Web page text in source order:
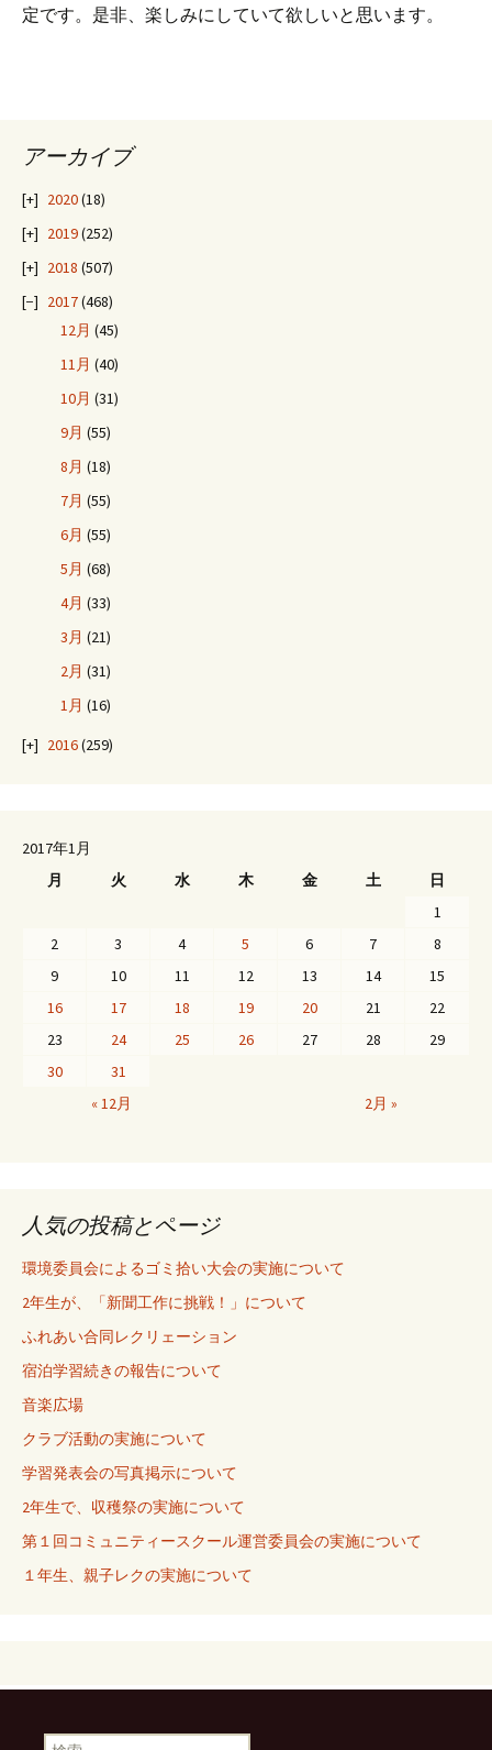
定です。是非、楽しみにしていて欲しいと思います。
アーカイブ
2020(18)
2019(252)
2018 (507)
2017(468)
12月 (45)
11月 (40)
10月 (31)
9月 (55)
8月 (18)
7月 (55)
6月 (55)
5月 (68)
4月 (33)
3月 (21)
2月 (31)
1月 (16)
2016(259)
2017年1月
月
火 水 木 金 土
日
1
2
3 4 5 6 7
8
9
10 11 12 13 14
15
16
17 18 19 20 21
22
23
24 25 26 27 28
29
30
31
« 12月
2月 »
人気の投稿とページ
環境委員会によるゴミ拾い大会の実施について
2年生が、「新聞工作に挑戦！」について
ふれあい合同レクリェーション
宿泊学習続きの報告について
音楽広場
クラブ活動の実施について
学習発表会の写真掲示について
2年生で、収穫祭の実施について
第１回コミュニティースクール運営委員会の実施について
１年生、親子レクの実施について
検